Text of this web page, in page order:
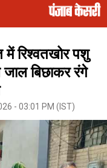
में रिश्वतखोर पशु
बिछाकर रंगे
- 03:01 PM (IST)